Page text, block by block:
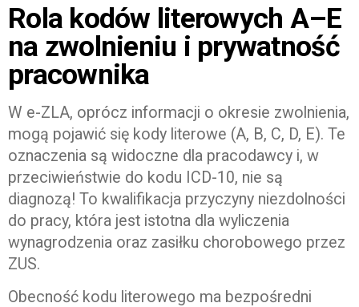
Rola kodów literowych A–E
na zwolnieniu i prywatność
pracownika
W e-ZLA, oprócz informacji o okresie zwolnienia,
mogą pojawić się kody literowe (A, B, C, D, E). Te
oznaczenia są widoczne dla pracodawcy i, w
przeciwieństwie do kodu ICD-10, nie są
diagnozą! To kwalifikacja przyczyny niezdolności
do pracy, która jest istotna dla wyliczenia
wynagrodzenia oraz zasiłku chorobowego przez
ZUS.
Obecność kodu literowego ma bezpośredni